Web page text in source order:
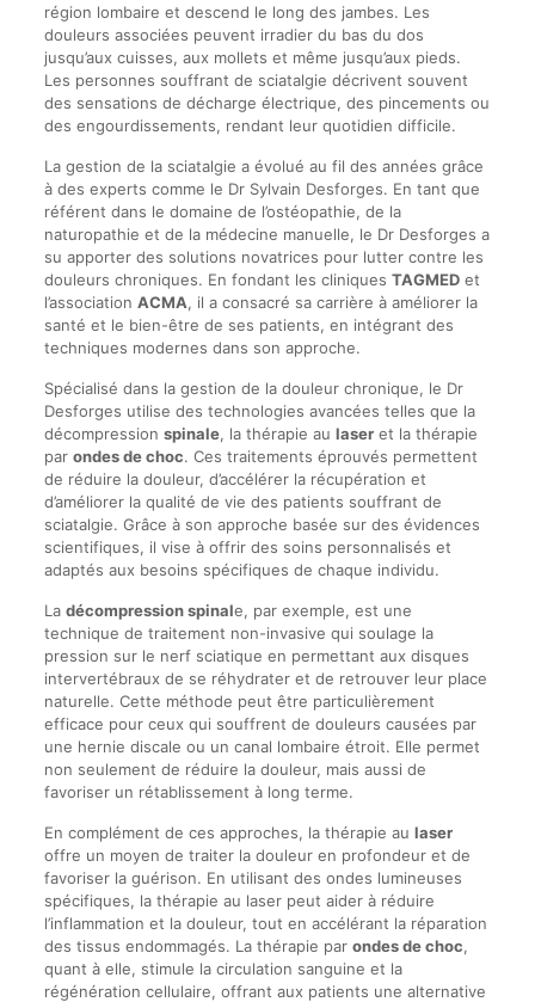
région lombaire et descend le long des jambes. Les
douleurs associées peuvent irradier du bas du dos
jusqu’aux cuisses, aux mollets et même jusqu’aux pieds.
Les personnes souffrant de sciatalgie décrivent souvent
des sensations de décharge électrique, des pincements ou
des engourdissements, rendant leur quotidien difficile.
La gestion de la sciatalgie a évolué au fil des années grâce
à des experts comme le Dr Sylvain Desforges. En tant que
référent dans le domaine de l’ostéopathie, de la
naturopathie et de la médecine manuelle, le Dr Desforges a
su apporter des solutions novatrices pour lutter contre les
douleurs chroniques. En fondant les cliniques TAGMEDet
l’association ACMA, il a consacré sa carrière à améliorer la
santé et le bien-être de ses patients, en intégrant des
techniques modernes dans son approche.
Spécialisé dans la gestion de la douleur chronique, le Dr
Desforges utilise des technologies avancées telles que la
décompression spinale, la thérapie au laseret la thérapie
par ondes de choc. Ces traitements éprouvés permettent
de réduire la douleur, d’accélérer la récupération et
d’améliorer la qualité de vie des patients souffrant de
sciatalgie. Grâce à son approche basée sur des évidences
scientifiques, il vise à offrir des soins personnalisés et
adaptés aux besoins spécifiques de chaque individu.
La décompression spinale, par exemple, est une
technique de traitement non-invasive qui soulage la
pression sur le nerf sciatique en permettant aux disques
intervertébraux de se réhydrater et de retrouver leur place
naturelle. Cette méthode peut être particulièrement
efficace pour ceux qui souffrent de douleurs causées par
une hernie discale ou un canal lombaire étroit. Elle permet
non seulement de réduire la douleur, mais aussi de
favoriser un rétablissement à long terme.
En complément de ces approches, la thérapie au laser
offre un moyen de traiter la douleur en profondeur et de
favoriser la guérison. En utilisant des ondes lumineuses
spécifiques, la thérapie au laser peut aider à réduire
l’inflammation et la douleur, tout en accélérant la réparation
des tissus endommagés. La thérapie par ondes de choc,
quant à elle, stimule la circulation sanguine et la
régénération cellulaire, offrant aux patients une alternative